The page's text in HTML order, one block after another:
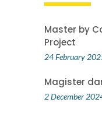
Master by
Project
24 February
Magister
2 December